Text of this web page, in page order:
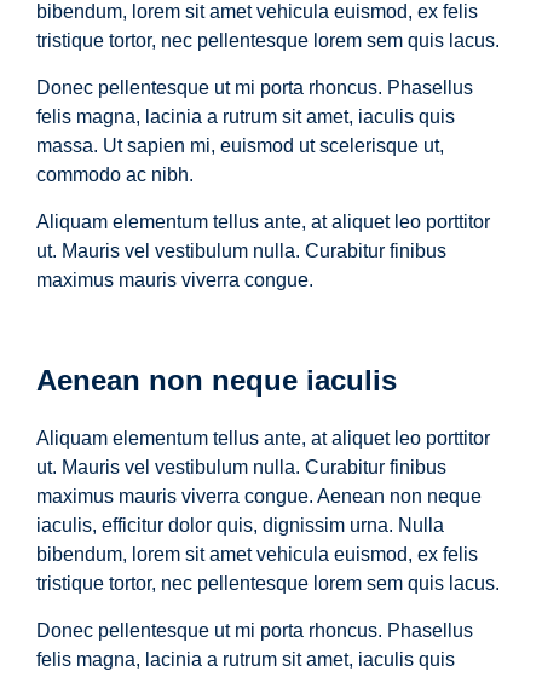
bibendum, lorem sit amet vehicula euismod, ex felis
tristique tortor, nec pellentesque lorem sem quis lacus.
Donec pellentesque ut mi porta rhoncus. Phasellus
felis magna, lacinia a rutrum sit amet, iaculis quis
massa. Ut sapien mi, euismod ut scelerisque ut,
commodo ac nibh.
Aliquam elementum tellus ante, at aliquet leo porttitor
ut. Mauris vel vestibulum nulla. Curabitur finibus
maximus mauris viverra congue.
Aenean non neque iaculis
Aliquam elementum tellus ante, at aliquet leo porttitor
ut. Mauris vel vestibulum nulla. Curabitur finibus
maximus mauris viverra congue. Aenean non neque
iaculis, efficitur dolor quis, dignissim urna. Nulla
bibendum, lorem sit amet vehicula euismod, ex felis
tristique tortor, nec pellentesque lorem sem quis lacus.
Donec pellentesque ut mi porta rhoncus. Phasellus
felis magna, lacinia a rutrum sit amet, iaculis quis